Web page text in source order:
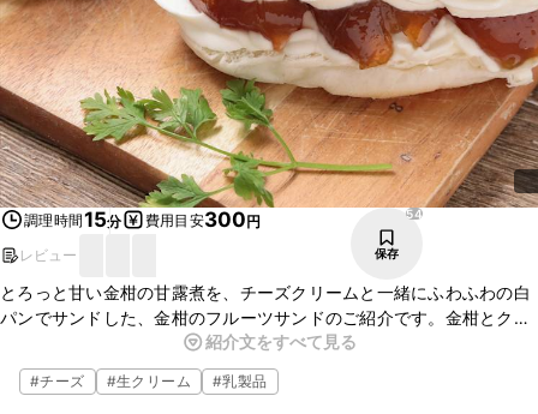
調理時間15分 費用目安300円
レビュー
54
保存
とろっと甘い金柑の甘露煮を、チーズクリームと一緒にふわふわの白
パンでサンドした、金柑のフルーツサンドのご紹介です。金柑とク
リームチーズの入った生クリームは、相性抜群ですよ。金柑の甘露煮
のアレンジレシピとして、簡単で美味しいのでぜひお試しください
ね。
紹介文をすべて見る
#チーズ #生クリーム #乳製品